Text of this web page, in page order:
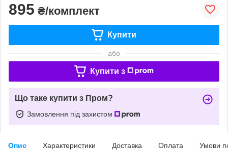
895 ₴/комплект
Купити
або
Купити з
Що таке купити з Пром?
Замовлення під захистом
Опис Характеристики Доставка Оплата Умови